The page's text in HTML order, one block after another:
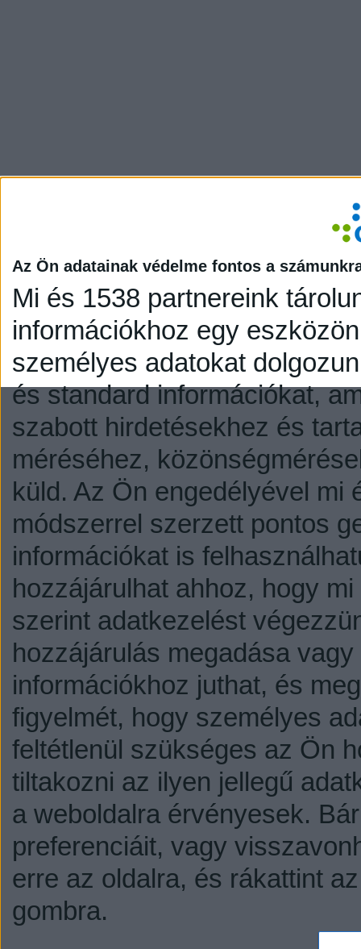
Az Ön adatainak védelme fontos a
Mi és 1538 partnereink
információkhoz egy
személyes adatokat
és standard információkat,
szabott hirdetésekhez és
méréséhez,
küld. Az Ön engedélyével mi
módszerrel szerzett pontos
információkat is
hozzájárulhat ahhoz, hogy
szerint adatkezelést
hozzájárulás megadása
információkhoz juthat, és
figyelmét, hogy személyes
feltétlenül szükséges az Ön
tiltakozni az ilyen jellegű
a weboldalra érvényesek.
preferenciáit, vagy
erre az oldalra, és rákattint
gombra.